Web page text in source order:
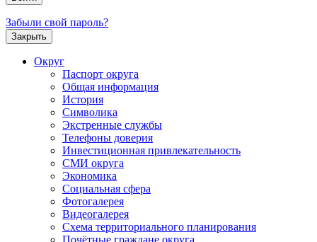
Забыли свой пароль?
Закрыть
Округ
Паспорт округа
Общая информация
История
Символика
Экстренные службы
Телефоны доверия
Инвестиционная привлекательность
СМИ округа
Экономика
Социальная сфера
Фотогалерея
Видеогалерея
Схема территориального планирования